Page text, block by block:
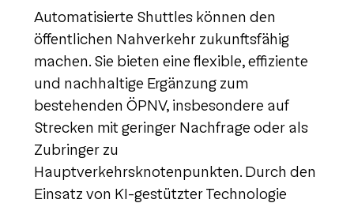
Automatisierte Shuttles können den
öffentlichen Nahverkehr zukunftsfähig
machen. Sie bieten eine flexible, effiziente
und nachhaltige Ergänzung zum
bestehenden ÖPNV, insbesondere auf
Strecken mit geringer Nachfrage oder als
Zubringer zu
Hauptverkehrsknotenpunkten. Durch den
Einsatz von KI-gestützter Technologie